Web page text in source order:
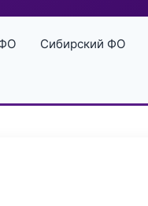
Сибирский ФО